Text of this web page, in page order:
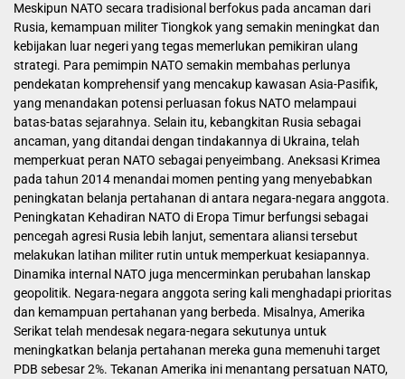
Meskipun NATO secara tradisional berfokus pada ancaman dari
Rusia, kemampuan militer Tiongkok yang semakin meningkat dan
kebijakan luar negeri yang tegas memerlukan pemikiran ulang
strategi. Para pemimpin NATO semakin membahas perlunya
pendekatan komprehensif yang mencakup kawasan Asia-Pasifik,
yang menandakan potensi perluasan fokus NATO melampaui
batas-batas sejarahnya. Selain itu, kebangkitan Rusia sebagai
ancaman, yang ditandai dengan tindakannya di Ukraina, telah
memperkuat peran NATO sebagai penyeimbang. Aneksasi Krimea
pada tahun 2014 menandai momen penting yang menyebabkan
peningkatan belanja pertahanan di antara negara-negara anggota.
Peningkatan Kehadiran NATO di Eropa Timur berfungsi sebagai
pencegah agresi Rusia lebih lanjut, sementara aliansi tersebut
melakukan latihan militer rutin untuk memperkuat kesiapannya.
Dinamika internal NATO juga mencerminkan perubahan lanskap
geopolitik. Negara-negara anggota sering kali menghadapi prioritas
dan kemampuan pertahanan yang berbeda. Misalnya, Amerika
Serikat telah mendesak negara-negara sekutunya untuk
meningkatkan belanja pertahanan mereka guna memenuhi target
PDB sebesar 2%. Tekanan Amerika ini menantang persatuan NATO,